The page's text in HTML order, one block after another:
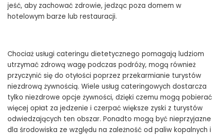
jeść, aby zachować zdrowie, jedząc poza domem w
hotelowym barze lub restauracji.
Chociaż usługi cateringu dietetycznego pomagają ludziom
utrzymać zdrową wagę podczas podróży, mogą również
przyczynić się do otyłości poprzez przekarmianie turystów
niezdrową żywnością. Wiele usług cateringowych dostarcza
tylko niezdrowe opcje żywności, dzięki czemu mogą pobierać
więcej opłat za jedzenie i czerpać większe zyski z turystów
odwiedzających ten obszar. Ponadto mogą być nieprzyjazne
dla środowiska ze względu na zależność od paliw kopalnych i